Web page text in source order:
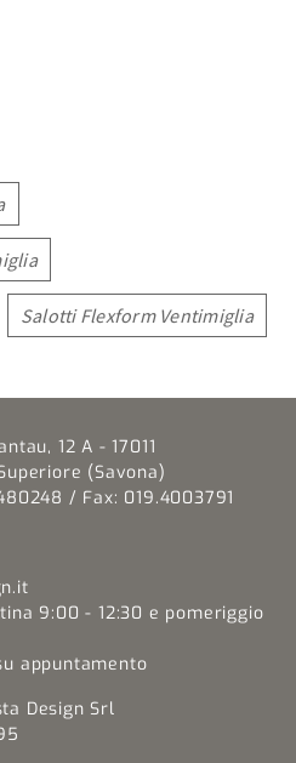
Salotti Flexform Ventimiglia
12 A - 17011
(Savona)
/ Fax: 019.4003791
9:00 - 12:30 e pomeriggio
appuntamento
Design Srl